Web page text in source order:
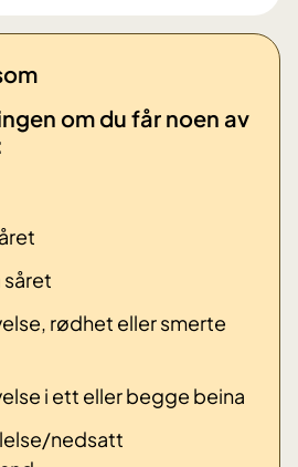
om du får noen av
rødhet eller smerte
i ett eller begge beina
nedsatt